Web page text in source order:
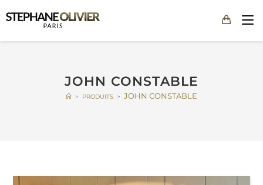
JOHN CONSTABLE
> PRODUITS > JOHN CONSTABLE